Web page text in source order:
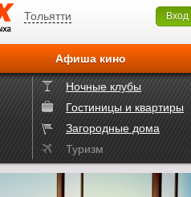
Тольятти Вход
Афиша кино
Ночные клубы
Гостиницы и квартиры
Загородные дома
Туризм